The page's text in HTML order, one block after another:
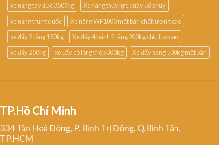
xe nâng tay đức 3500kg
Xe nâng thủy lực quay đổ phuy
xe nâng trung quốc
Xe nâng WP1000 mặt bàn chất lượng cao
xe đẩy 2 tầng 150kg
Xe đẩy 4 bánh 2 tầng 200kg chịu lực cao
xe đẩy 250kg
xe đẩy có lòng thép 300kg Xe đẩy hàng 500kg mặt bàn
TP.Hồ Chí Minh
334 Tân Hoà Đông, P. Bình Trị Đông, Q.Bình Tân,
TP.HCM